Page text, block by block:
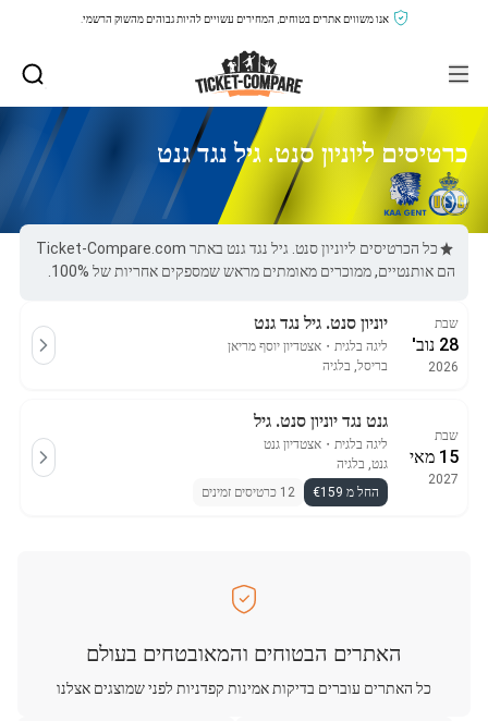
אנו משווים אתרים בטוחים, המחירים עשויים להיות גבוהים מהשוק הרשמי.
כרטיסים ליוניון סנט. גיל נגד גנט
כל הכרטיסים ליוניון סנט. גיל נגד גנט באתר Ticket-Compare.com
הם אותנטיים, ממוכרים מאומתים מראש שמספקים אחריות של 100%.
שבת
28 נוב'
2026
יוניון סנט. גיל נגד גנט
ליגה בלגית ・ אצטדיון יוסף מריאן
בריסל, בלגיה
שבת
15 מאי
2027
גנט נגד יוניון סנט. גיל
ליגה בלגית ・ אצטדיון גנט
גנט, בלגיה
החל מ €159
12 כרטיסים זמינים
האתרים הבטוחים והמאובטחים בעולם
כל האתרים עוברים בדיקות אמינות קפדניות לפני שמוצגים אצלנו